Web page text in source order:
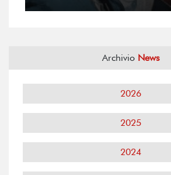
Archivio News
2026
2025
2024